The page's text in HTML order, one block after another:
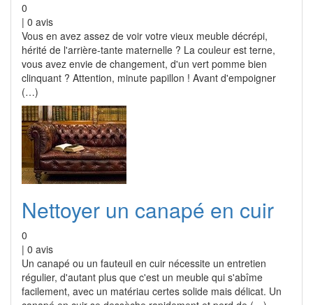
0
| 0 avis
Vous en avez assez de voir votre vieux meuble décrépi,
hérité de l'arrière-tante maternelle ? La couleur est terne,
vous avez envie de changement, d'un vert pomme bien
clinquant ? Attention, minute papillon ! Avant d'empoigner
(…)
Nettoyer un canapé en cuir
0
| 0 avis
Un canapé ou un fauteuil en cuir nécessite un entretien
régulier, d'autant plus que c'est un meuble qui s'abîme
facilement, avec un matériau certes solide mais délicat. Un